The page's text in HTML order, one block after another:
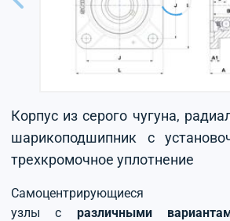
Корпус из серого чугуна,
шарикоподшипник с
трехкромочное уплотнение
Самоцентрирующиеся
узлы с различными